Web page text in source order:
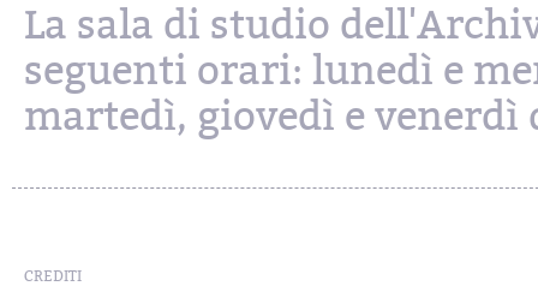
La sala di studio
seguenti orari: lunedì e
martedì, giovedì e venerdì
CREDITI